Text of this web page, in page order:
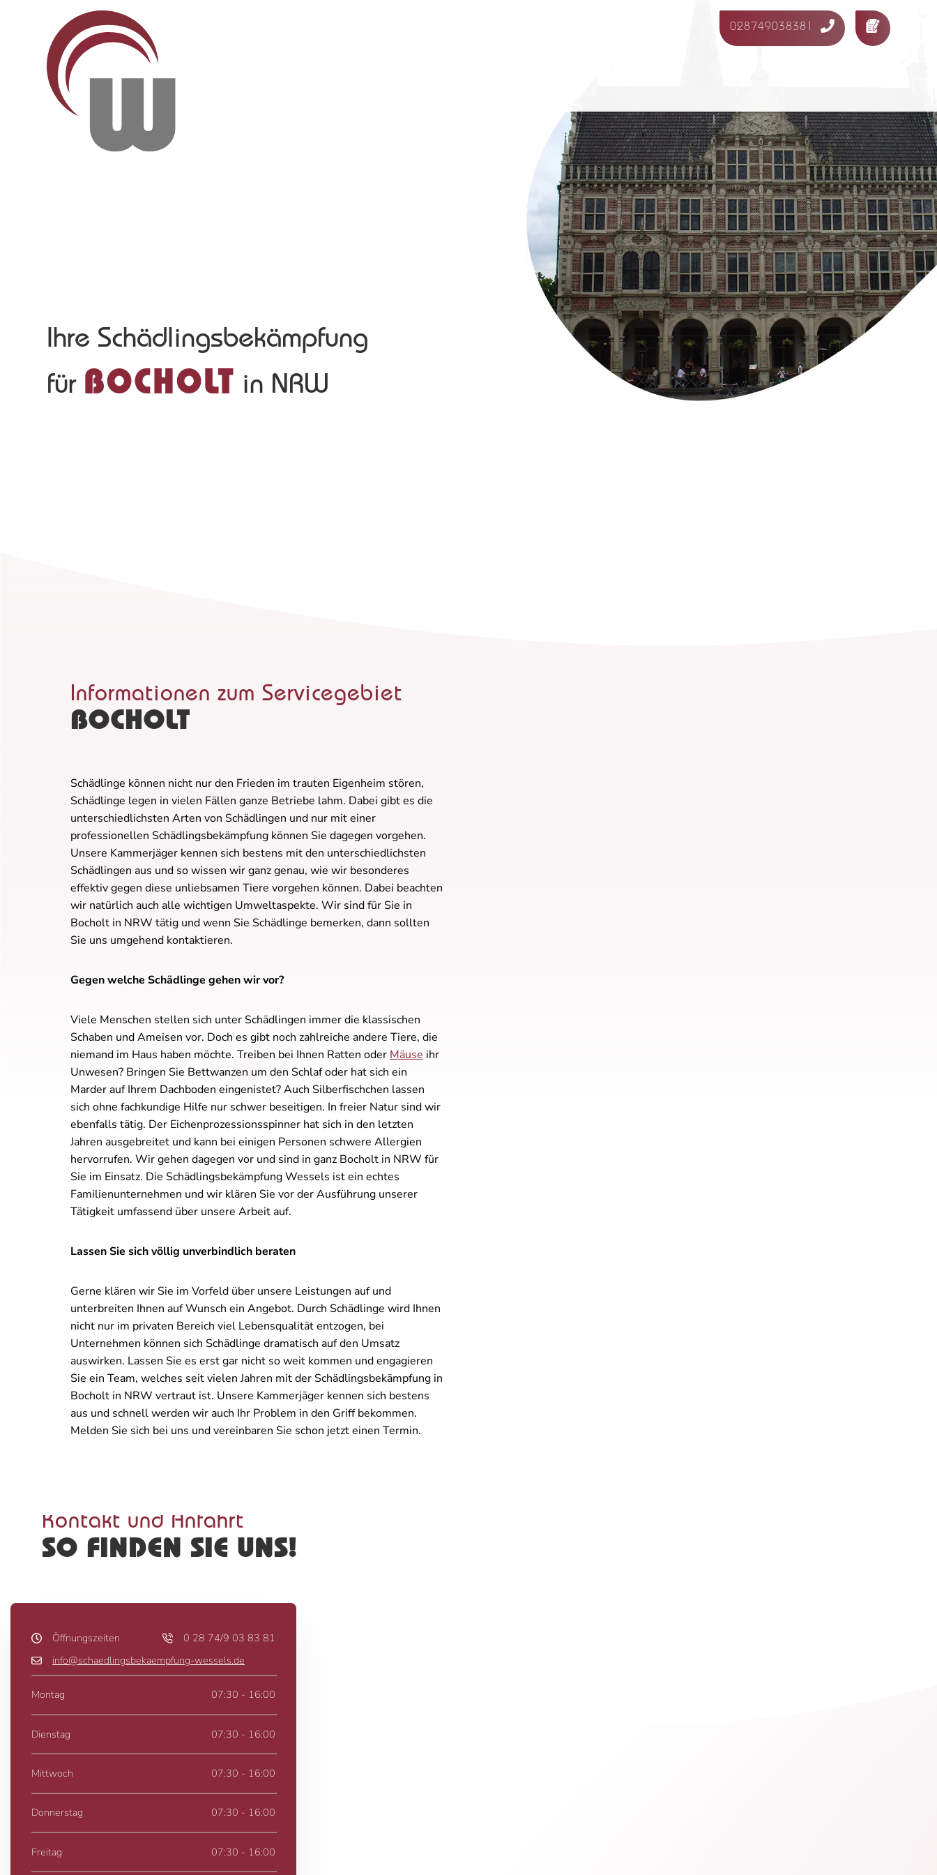
028749038381
Ihre Schädlingsbekämpfung
für BOCHOLT in NRW
Informationen zum Servicegebiet
BOCHOLT
Schädlinge können nicht nur den Frieden im trauten Eigenheim stören,
Schädlinge legen in vielen Fällen ganze Betriebe lahm. Dabei gibt es die
unterschiedlichsten Arten von Schädlingen und nur mit einer
professionellen Schädlingsbekämpfung können Sie dagegen vorgehen.
Unsere Kammerjäger kennen sich bestens mit den unterschiedlichsten
Schädlingen aus und so wissen wir ganz genau, wie wir besonderes
effektiv gegen diese unliebsamen Tiere vorgehen können. Dabei beachten
wir natürlich auch alle wichtigen Umweltaspekte. Wir sind für Sie in
Bocholt in NRW tätig und wenn Sie Schädlinge bemerken, dann sollten
Sie uns umgehend kontaktieren.
Gegen welche Schädlinge gehen wir vor?
Viele Menschen stellen sich unter Schädlingen immer die klassischen
Schaben und Ameisen vor. Doch es gibt noch zahlreiche andere Tiere, die
niemand im Haus haben möchte. Treiben bei Ihnen Ratten oder Mäuse ihr
Unwesen? Bringen Sie Bettwanzen um den Schlaf oder hat sich ein
Marder auf Ihrem Dachboden eingenistet? Auch Silberfischchen lassen
sich ohne fachkundige Hilfe nur schwer beseitigen. In freier Natur sind wir
ebenfalls tätig. Der Eichenprozessionsspinner hat sich in den letzten
Jahren ausgebreitet und kann bei einigen Personen schwere Allergien
hervorrufen. Wir gehen dagegen vor und sind in ganz Bocholt in NRW für
Sie im Einsatz. Die Schädlingsbekämpfung Wessels ist ein echtes
Familienunternehmen und wir klären Sie vor der Ausführung unserer
Tätigkeit umfassend über unsere Arbeit auf.
Lassen Sie sich völlig unverbindlich beraten
Gerne klären wir Sie im Vorfeld über unsere Leistungen auf und
unterbreiten Ihnen auf Wunsch ein Angebot. Durch Schädlinge wird Ihnen
nicht nur im privaten Bereich viel Lebensqualität entzogen, bei
Unternehmen können sich Schädlinge dramatisch auf den Umsatz
auswirken. Lassen Sie es erst gar nicht so weit kommen und engagieren
Sie ein Team, welches seit vielen Jahren mit der Schädlingsbekämpfung in
Bocholt in NRW vertraut ist. Unsere Kammerjäger kennen sich bestens
aus und schnell werden wir auch Ihr Problem in den Griff bekommen.
Melden Sie sich bei uns und vereinbaren Sie schon jetzt einen Termin.
Kontakt und Anfahrt
SO FINDEN SIE UNS!
Öffnungszeiten
0 28 74/9 03 83 81
info@schaedlingsbekaempfung-wessels.de
Montag 07:30 - 16:00
Dienstag 07:30 - 16:00
Mittwoch 07:30 - 16:00
Donnerstag 07:30 - 16:00
Freitag 07:30 - 16:00